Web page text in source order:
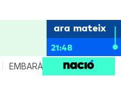
ara mateix
21:48
EMBARÀS CRIANÇA